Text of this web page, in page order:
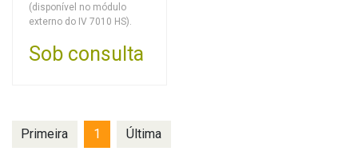
(disponível no módulo
externo do IV 7010 HS).
Sob consulta
Primeira 1 Última